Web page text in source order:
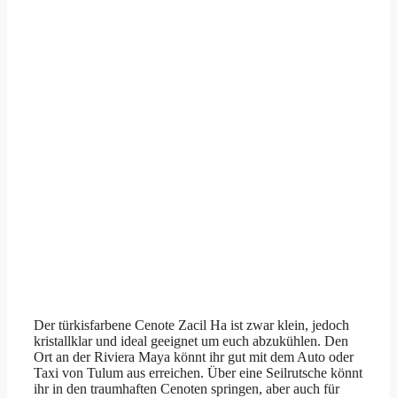
Der türkisfarbene Cenote Zacil Ha ist zwar klein, jedoch
kristallklar und ideal geeignet um euch abzukühlen. Den
Ort an der Riviera Maya könnt ihr gut mit dem Auto oder
Taxi von Tulum aus erreichen. Über eine Seilrutsche könnt
ihr in den traumhaften Cenoten springen, aber auch für